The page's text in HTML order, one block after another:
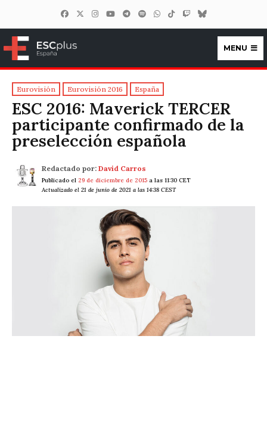
ESCplus España
MENU
Eurovisión Eurovisión 2016 España
ESC 2016: Maverick TERCER
participante confirmado de la
preselección española
Redactado por: David Carros
Publicado el 29 de diciembre de 2015 a las 11:30 CET
Actualizado el 21 de junio de 2021 a las 14:38 CEST